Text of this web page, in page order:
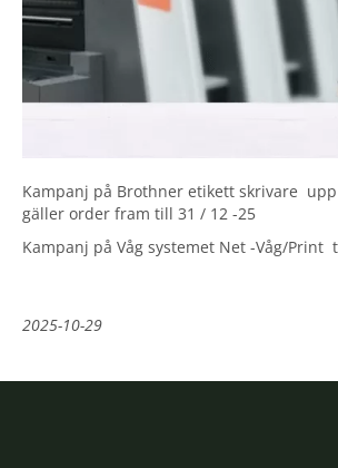
Kampanj på Brothner etikett skrivare
gäller order fram till 31 / 12 -25
Kampanj på Våg systemet Net -Våg/Print
2025-10-29